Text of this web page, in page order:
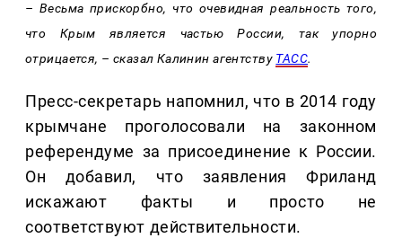
– Весьма прискорбно, что очевидная реальность того,
что Крым является частью России, так упорно
отрицается, – сказал Калинин агентству ТАСС.
Пресс-секретарь напомнил, что в 2014 году
крымчане проголосовали на законном
референдуме за присоединение к России.
Он добавил, что заявления Фриланд
искажают факты и просто не
соответствуют действительности.